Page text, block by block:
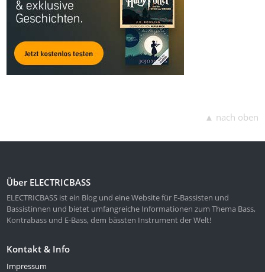
▲ nach oben
Über ELECTRICBASS
ELECTRICBASS ist ein Blog und eine Website für E-Bassisten und
Bassistinnen und bietet umfangreiche Informationen zum Thema Bass,
Kontrabass und E-Bass, dem bässten Instrument der Welt!
Kontakt & Info
Impressum